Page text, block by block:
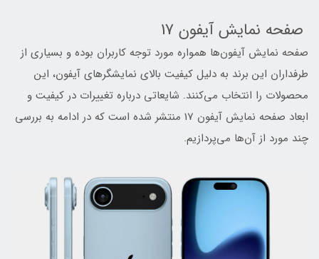
صفحه نمایش آیفون 17
صفحه نمایش آیفون‌ها همواره مورد توجه کاربران بوده و بسیاری از
طرفداران این برند به دلیل کیفیت بالای نمایشگرهای آیفون، این
محصولات را انتخاب می‌کنند. شایعاتی درباره تغییرات در کیفیت و
ابعاد صفحه نمایش آیفون 17 منتشر شده است که در ادامه به بررسی
چند مورد از آن‌ها می‌پردازیم.